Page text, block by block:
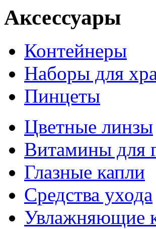
Аксессуары
Контейнеры
Наборы для
Пинцеты
Цветные линзы
Витамины для
Глазные капли
Средства ухода
Увлажняющие